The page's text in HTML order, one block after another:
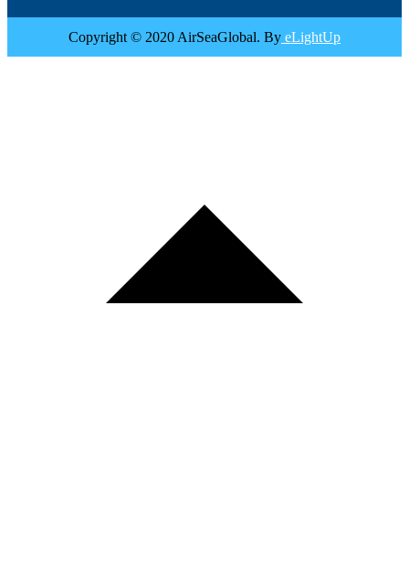
Copyright © 2020 AirSeaGlobal. By eLightUp